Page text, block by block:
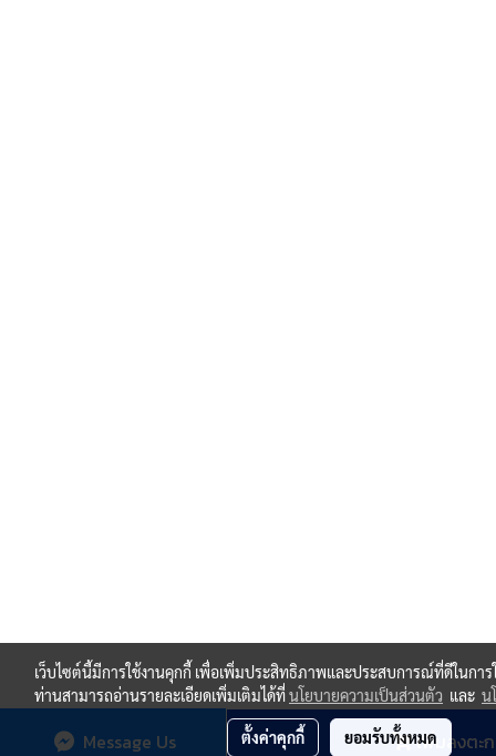
เพิ่มลงตะ
Message Us
เว็บไซต์นี้มีการใช้งานคุกกี้ เพื่อเพิ่มประสิทธิภาพและประสบการณ์ที่ดีในการ
ท่านสามารถอ่านรายละเอียดเพิ่มเติมได้ที่นโยบายความเป็นส่วนตัว และ น
ตั้งค่าคุกกี้ ยอมรับทั้งหมด